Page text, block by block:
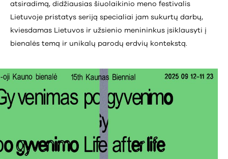
atsiradimą, didžiausias šiuolaikinio meno festivalis
Lietuvoje pristatys seriją specialiai jam sukurtų darbų,
kviesdamas Lietuvos ir užsienio menininkus įsiklausyti į
bienalės temą ir unikalų parodų erdvių kontekstą.